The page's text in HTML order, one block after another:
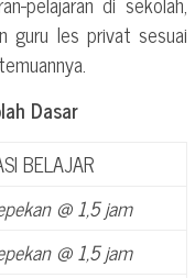
guru les privat sesuai
Dasar
BELAJAR
@ 1,5 jam
@ 1,5 jam